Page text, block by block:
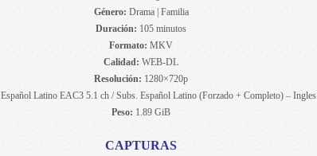
Género: Drama | Familia
Duración: 105 minutos
Formato: MKV
Calidad: WEB-DL
Resolución: 1280×720p
Español Latino EAC3 5.1 ch / Subs. Español Latino (Forzado + Completo) – Ingles
Peso: 1.89 GiB
CAPTURAS